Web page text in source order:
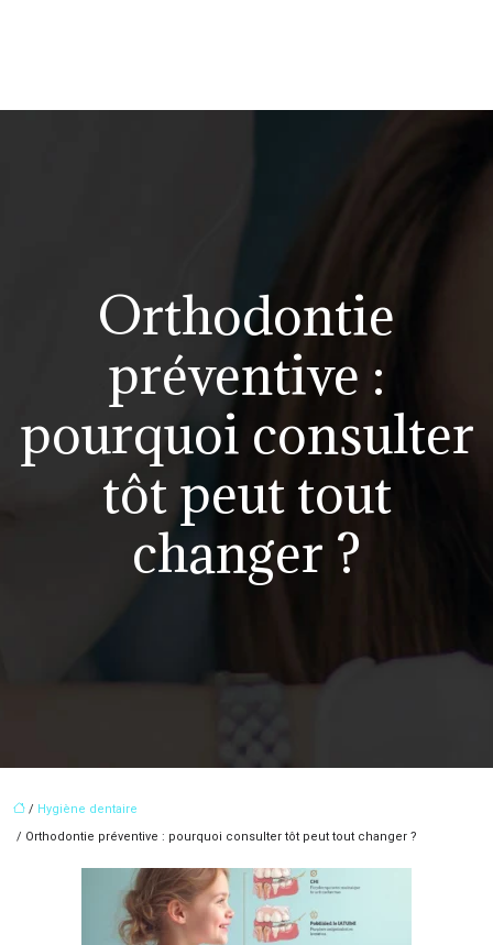
Orthodontie
préventive :
pourquoi consulter
tôt peut tout
changer ?
/ Hygiène dentaire
/ Orthodontie préventive : pourquoi consulter tôt peut tout changer ?